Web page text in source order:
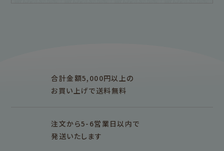
雑貨類
M5 M6
その他
おりがみ
合計金額5,000円以上の
お買い上げで送料無料
注文から5-6営業日以内で
発送いたします